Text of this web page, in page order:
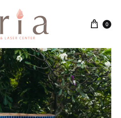
Cart
0